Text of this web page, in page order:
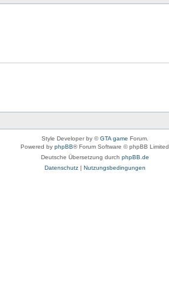
Style Developer by ©GTA game Forum.
Powered by phpBB® Forum Software © phpBB Limited
Deutsche Übersetzung durch phpBB.de
Datenschutz| Nutzungsbedingungen